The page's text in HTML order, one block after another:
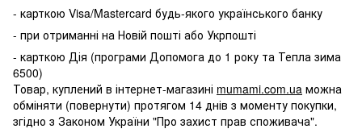
- карткою Visa/Mastercard будь-якого українського банку
- при отриманні на Новій пошті або Укрпошті
- карткою Дія (програми Допомога до 1 року та Тепла зима
6500)
Товар, куплений в інтернет-магазині mumami.com.ua можна
обміняти (повернути) протягом 14 днів з моменту покупки,
згідно з Законом України "Про захист прав споживача".